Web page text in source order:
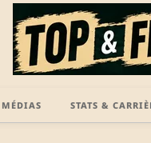
MÉDIAS STATS &